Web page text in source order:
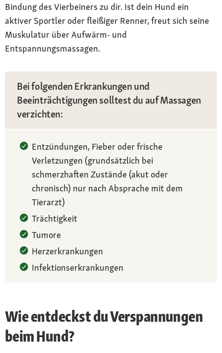
Bindung des Vierbeiners zu dir. Ist dein Hund ein
aktiver Sportler oder fleißiger Renner, freut sich seine
Muskulatur über Aufwärm- und
Entspannungsmassagen.
Bei folgenden Erkrankungen und
Beeinträchtigungen solltest du auf Massagen
verzichten:
Entzündungen, Fieber oder frische
Verletzungen (grundsätzlich bei
schmerzhaften Zustände (akut oder
chronisch) nur nach Absprache mit dem
Tierarzt)
Trächtigkeit
Tumore
Herzerkrankungen
Infektionserkrankungen
Wie entdeckst du Verspannungen
beim Hund?